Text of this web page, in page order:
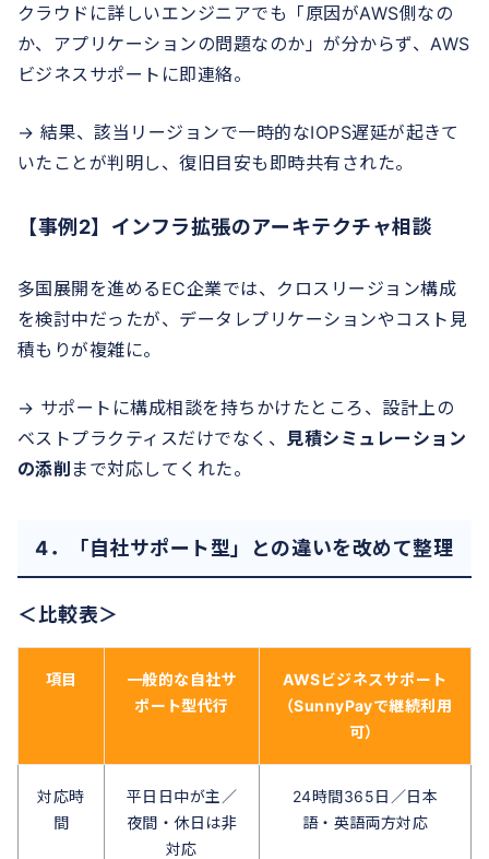
クラウドに詳しいエンジニアでも「原因がAWS側なの
か、アプリケーションの問題なのか」が分からず、AWS
ビジネスサポートに即連絡。
→ 結果、該当リージョンで一時的なIOPS遅延が起きて
いたことが判明し、復旧目安も即時共有された。
【事例2】インフラ拡張のアーキテクチャ相談
多国展開を進めるEC企業では、クロスリージョン構成
を検討中だったが、データレプリケーションやコスト見
積もりが複雑に。
→ サポートに構成相談を持ちかけたところ、設計上の
ベストプラクティスだけでなく、 見積シミュレーション
の添削 まで対応してくれた。
4．「自社サポート型」との違いを改めて整理
＜比較表＞
項目
一般的な自社サ
ポート型代行
AWSビジネスサポート
（SunnyPayで継続利用
可）
対応時
間
平日日中が主／
夜間・休日は非
対応
24時間365日／日本
語・英語両方対応